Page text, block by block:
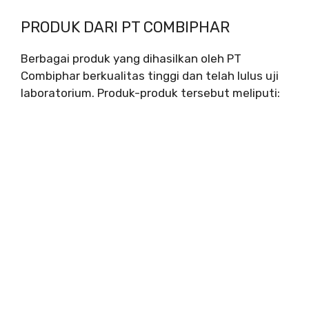
PRODUK DARI PT COMBIPHAR
Berbagai produk yang dihasilkan oleh PT
Combiphar berkualitas tinggi dan telah lulus uji
laboratorium. Produk-produk tersebut meliputi: